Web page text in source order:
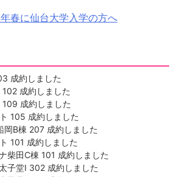
春に仙台大学入学の方へ
成約しました
成約しました
成約しました
105 成約しました
B棟 207 成約しました
101 成約しました
柴田C棟 101 成約しました
子堂Ⅰ 302 成約しました